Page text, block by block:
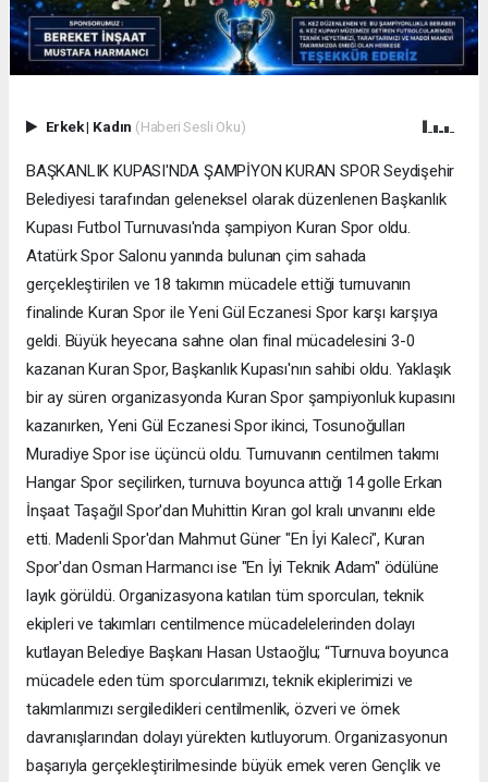
Erkek| Kadın (Haberi Sesli Oku)
BAŞKANLIK KUPASI'NDA ŞAMPİYON KURAN SPOR Seydişehir
Belediyesi tarafından geleneksel olarak düzenlenen Başkanlık
Kupası Futbol Turnuvası'nda şampiyon Kuran Spor oldu.
Atatürk Spor Salonu yanında bulunan çim sahada
gerçekleştirilen ve 18 takımın mücadele ettiği turnuvanın
finalinde Kuran Spor ile Yeni Gül Eczanesi Spor karşı karşıya
geldi. Büyük heyecana sahne olan final mücadelesini 3-0
kazanan Kuran Spor, Başkanlık Kupası'nın sahibi oldu. Yaklaşık
bir ay süren organizasyonda Kuran Spor şampiyonluk kupasını
kazanırken, Yeni Gül Eczanesi Spor ikinci, Tosunoğulları
Muradiye Spor ise üçüncü oldu. Turnuvanın centilmen takımı
Hangar Spor seçilirken, turnuva boyunca attığı 14 golle Erkan
İnşaat Taşağıl Spor'dan Muhittin Kıran gol kralı unvanını elde
etti. Madenli Spor'dan Mahmut Güner "En İyi Kaleci", Kuran
Spor'dan Osman Harmancı ise "En İyi Teknik Adam" ödülüne
layık görüldü. Organizasyona katılan tüm sporcuları, teknik
ekipleri ve takımları centilmence mücadelelerinden dolayı
kutlayan Belediye Başkanı Hasan Ustaoğlu; “Turnuva boyunca
mücadele eden tüm sporcularımızı, teknik ekiplerimizi ve
takımlarımızı sergiledikleri centilmenlik, özveri ve örnek
davranışlarından dolayı yürekten kutluyorum. Organizasyonun
başarıyla gerçekleştirilmesinde büyük emek veren Gençlik ve